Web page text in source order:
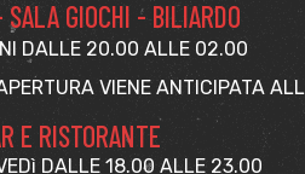
GIOCHI - BILIARDO
DALLE 20.00 ALLE 02.00
VIENE ANTICIPATA
E RISTORANTE
DALLE 18.00 ALLE 23.00